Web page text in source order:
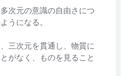
次元の意識の自由さにつ
うになる。
三次元を貫通し、物質に
がなく、ものを見ること